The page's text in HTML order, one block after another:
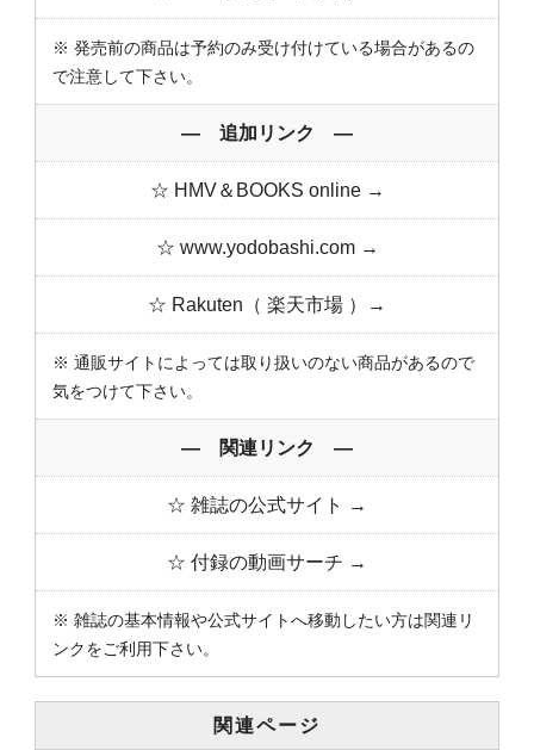
※ 発売前の商品は予約のみ受け付けている場合があるの
で注意して下さい。
― 追加リンク ―
☆ HMV＆BOOKS online →
☆ www.yodobashi.com →
☆ Rakuten（ 楽天市場 ）→
※ 通販サイトによっては取り扱いのない商品があるので
気をつけて下さい。
― 関連リンク ―
☆ 雑誌の公式サイト →
☆ 付録の動画サーチ →
※ 雑誌の基本情報や公式サイトへ移動したい方は関連リ
ンクをご利用下さい。
関連ページ